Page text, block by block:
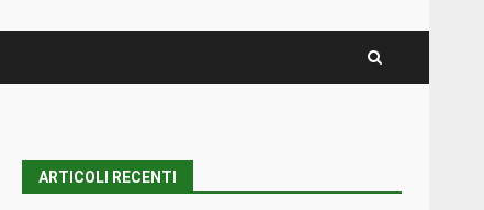
ARTICOLI RECENTI